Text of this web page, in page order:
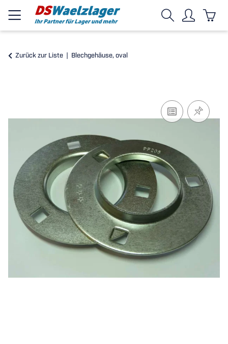
Zurück zur Liste Blechgehäuse, oval